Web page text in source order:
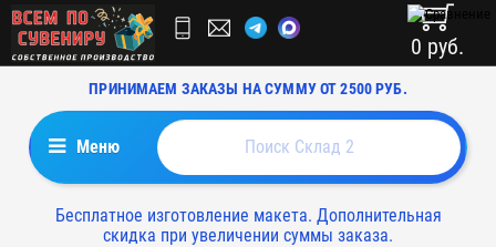
ПРИНИМАЕМ ЗАКАЗЫ НА СУММУ ОТ 2500 РУБ.
0 руб.
Меню
Бесплатное изготовление макета. Дополнительная
скидка при увеличении суммы заказа.